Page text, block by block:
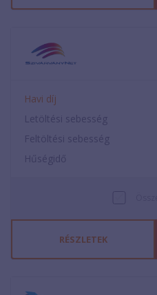
Havi díj
Letöltési sebesség
Feltöltési sebesség
Hűségidő
RÉSZLETEK